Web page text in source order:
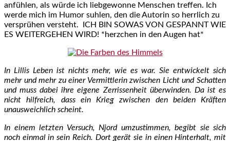
anfühlen, als würde ich liebgewonne Menschen treffen. Ich
werde mich im Humor suhlen, den die Autorin so herrlich zu
versprühen versteht. ICH BIN SOWAS VON GESPANNT WIE
ES WEITERGEHEN WIRD! *herzchen in den Augen hat*
In Lillis Leben ist nichts mehr, wie es war. Sie entwickelt sich
mehr und mehr zu einer Vermittlerin zwischen Licht und Schatten
und muss dabei ihre eigene Zerrissenheit überwinden. Da ist es
nicht hilfreich, dass ein Krieg zwischen den beiden Kräften
unausweichlich scheint.
In einem letzten Versuch, Njord umzustimmen, begibt sie sich
noch einmal in sein Reich. Dort gerät sie in einen Hinterhalt, mit